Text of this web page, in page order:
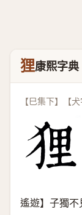
狸康熙字典
【巳集下】【
遙遊】子獨不